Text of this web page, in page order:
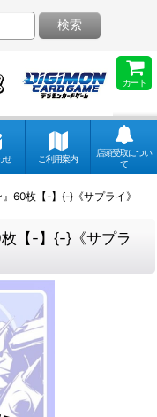
カート
検索
せ ご利用案内
店頭受取につい
て
60枚【-】{-}《サプライ》
【-】{-}《サプラ